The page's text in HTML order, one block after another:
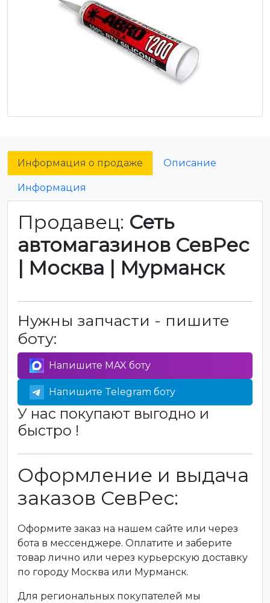
Информация о продаже Описание
Информация
Продавец: Сеть
автомагазинов СевРес
| Москва | Мурманск
Нужны запчасти - пишите
боту:
Напишите MAX боту
Напишите Telegram боту
У нас покупают выгодно и
быстро !
Оформление и выдача
заказов СевРес:
Оформите заказ на нашем сайте или через
бота в мессенджере. Оплатите и заберите
товар лично или через курьерскую доставку
по городу Москва или Мурманск.
Для региональных покупателей мы